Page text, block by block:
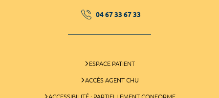
04 67 33 67 33
ESPACE PATIENT
ACCÈS AGENT CHU
ACCESSIBILITÉ : PARTIELLEMENT CONFORME